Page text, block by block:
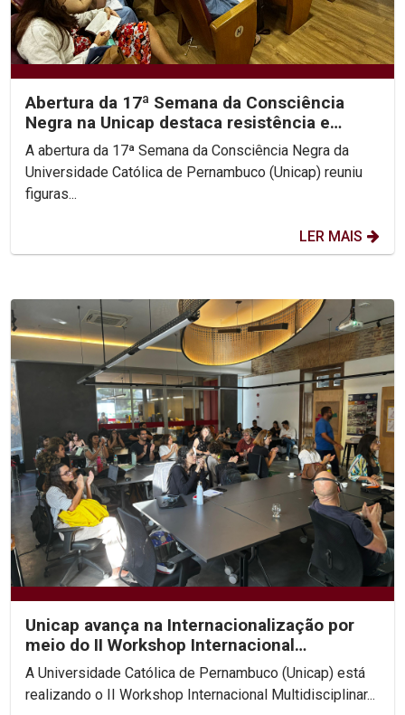
Abertura da 17ª Semana da Consciência
Negra na Unicap destaca resistência e
protagonismo do...
A abertura da 17ª Semana da Consciência Negra da
Universidade Católica de Pernambuco (Unicap) reuniu
figuras...
LER MAIS
Unicap avança na Internacionalização por
meio do II Workshop Internacional
Multidisciplinar...
A Universidade Católica de Pernambuco (Unicap) está
realizando o II Workshop Internacional Multidisciplinar...